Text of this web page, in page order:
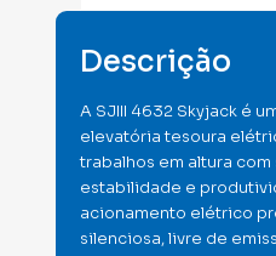
Descrição
A SJIII 4632 Skyjack é
elevatória tesoura
trabalhos em altura com
estabilidade e
acionamento elétrico
silenciosa, livre de